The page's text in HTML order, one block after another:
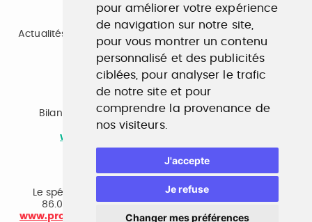
pour améliorer votre expérience
de navigation sur notre site,
pour vous montrer un contenu
personnalisé et des publicités
ciblées, pour analyser le trafic
de notre site et pour
comprendre la provenance de
nos visiteurs.
J'accepte
Je refuse
Changer mes préférences
Formation
Actualités, guide et annuaire des formations aux métiers
de la culture.
www.profilculture-formation.com
Accompagnement professionnel
Bilan de compétences, coaching, techniques de
recherche d'emploi, entretien conseil.
www.profilculture-competences.com
Le spécialiste du secteur culturel, une cvthèque de
86.000 CV et réseau unique de professionnels.
www.profilculture-conseil.com/cabinet-recrutement